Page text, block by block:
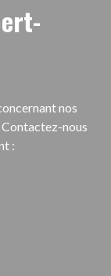
nos
Contactez-nous
: